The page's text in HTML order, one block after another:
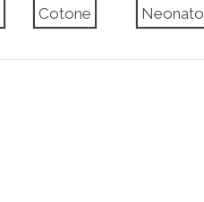
Cotone
Neonato